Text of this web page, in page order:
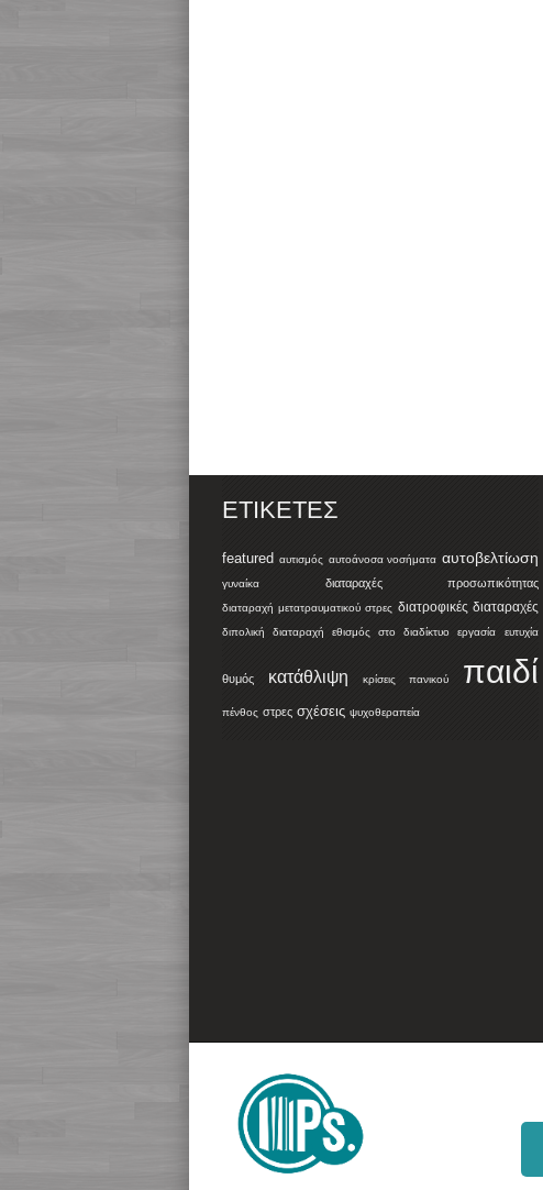
ΕΤΙΚΈΤΕΣ
featured αυτισμός αυτοάνοσα νοσήματα αυτοβελτίωση
γυναίκα διαταραχές προσωπικότητας
διαταραχή μετατραυματικού στρες διατροφικές διαταραχές
διπολική διαταραχή εθισμός στο διαδίκτυο εργασία ευτυχία
θυμός κατάθλιψη κρίσεις πανικού παιδί
πένθος στρες σχέσεις ψυχοθεραπεία